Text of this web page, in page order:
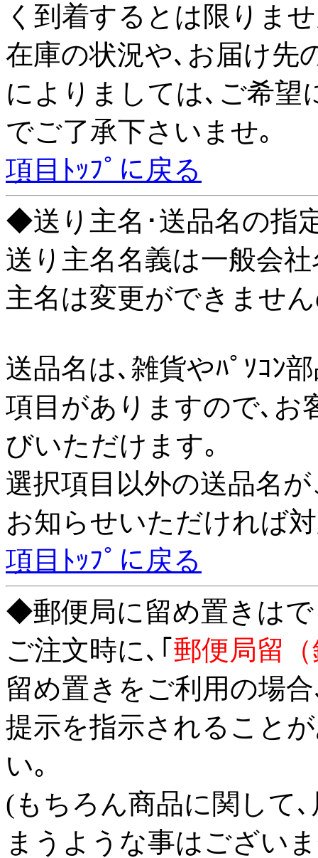
く到着するとは限りま
在庫の状況や､お届け先
によりましては､ご希望
でご了承下さいませ｡
項目ﾄｯﾌﾟに戻る
◆送り主名･送品名の指
送り主名名義は一般会
主名は変更ができませ
送品名は､雑貨やﾊﾟｿｺﾝ
項目がありますので､お
びいただけます｡
選択項目以外の送品名
お知らせいただければ
項目ﾄｯﾌﾟに戻る
◆郵便局に留め置きはで
ご注文時に､｢ 郵便局留
留め置きをご利用の場
提示を指示されること
い｡
(もちろん商品に関して
まうような事はござい